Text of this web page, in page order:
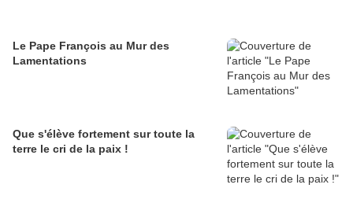
Le Pape François au Mur des
Lamentations
Que s'élève fortement sur toute la
terre le cri de la paix !